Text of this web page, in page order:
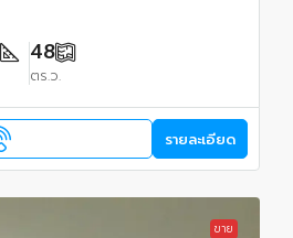
48
ตร.ว.
รายละเอียด
ขาย